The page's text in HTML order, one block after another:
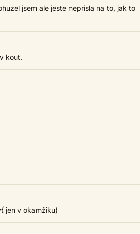
jsem ale jeste neprisla na to, jak to
kout.
jen v okamžiku)